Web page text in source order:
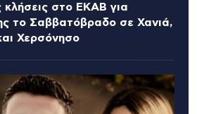
στο ΕΚΑΒ για
το Σαββατόβραδο σε Χανιά,
Χερσόνησο